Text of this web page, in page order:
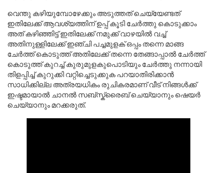
വെന്തു കഴിയുമ്പോഴേക്കും അടുത്തത് ചെയ്യേണ്ടത്
ഇതിലേക്ക് ആവശ്യത്തിന് ഉപ്പ് കൂടി ചേർത്തു കൊടുക്കാം
അത് കഴിഞ്ഞിട്ട് ഇതിലേക്ക് നമുക്ക് വാഴയിൽ വച്ച്
അതിനുള്ളിലേക്ക് ഇഞ്ചി പച്ചമുളക് ഒപ്പം തന്നെ മാങ്ങ
ചേർത്ത് കൊടുത്ത് അതിലേക്ക് തന്നെ തേങ്ങാപ്പാൽ ചേർത്ത്
കൊടുത്ത് കുറച്ച് കുരുമുളകുപൊടിയും ചേർത്തു നന്നായി
തിളപ്പിച്ച് കുറുക്കി വറ്റിച്ചെടുക്കുക പറയാതിരിക്കാൻ
സാധിക്കില്ല അത്രയധികം രുചികരമാണ് വീട് നിങ്ങൾക്ക്
ഇഷ്ടമായാൽ ചാനൽ സബ്സ്ക്രൈബ് ചെയ്യാനും ഷെയർ
ചെയ്യാനും മറക്കരുത്.